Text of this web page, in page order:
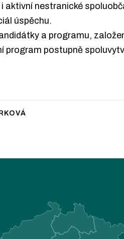
aktivní nestranické
úspěchu.
a programu,
program postupně